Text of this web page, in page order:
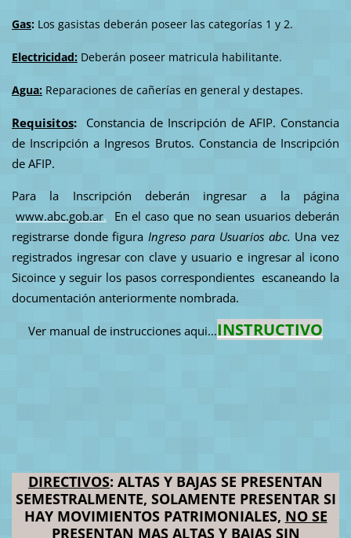
Gas:Los gasistas deberán poseer las categorías 1 y 2.
Electricidad:Deberán poseer matricula habilitante.
Agua:Reparaciones de cañerías en general y destapes.
Requisitos: Constancia de Inscripción de AFIP. Constancia
de Inscripción a Ingresos Brutos. Constancia de Inscripción
de AFIP.
Para la Inscripción deberán ingresar a la página
www.abc.gob.ar. En el caso que no sean usuarios deberán
registrarse donde figura Ingreso para Usuarios abc. Una vez
registrados ingresar con clave y usuario e ingresar al icono
Sicoince y seguir los pasos correspondientes escaneando la
documentación anteriormente nombrada.
Ver manual de instrucciones aqui...INSTRUCTIVO
DIRECTIVOS: ALTAS Y BAJAS SE PRESENTAN
SEMESTRALMENTE, SOLAMENTE PRESENTAR SI
HAY MOVIMIENTOS PATRIMONIALES, NO SE
PRESENTAN MAS ALTAS Y BAJAS SIN